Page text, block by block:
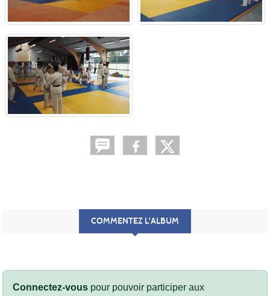
COMMENTEZ L'ALBUM
Connectez-vous pour pouvoir participer aux